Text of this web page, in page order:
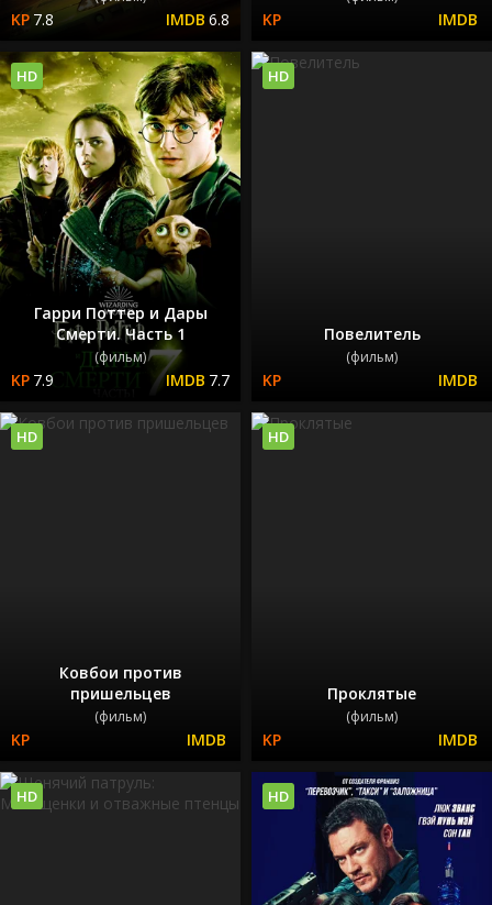
7.8 6.8
Гарри Поттер и Дары
Смерти. Часть 1
(фильм)
7.9 7.7
HD
Повелитель
(фильм)
HD
Ковбои против
пришельцев
(фильм)
HD
Проклятые
(фильм)
HD
HD HD